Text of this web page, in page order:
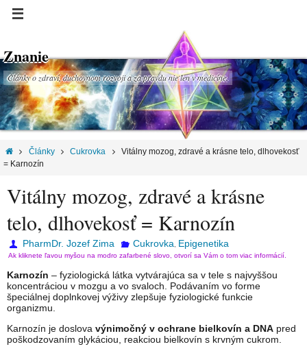
Znanie
Články o zdraví, duchovnom rozvoji a za pravdu nie len v medicíne.
Články Cukrovka
Vitálny mozog, zdravé a krásne telo, dlhovekosť
= Karnozín
Vitálny mozog, zdravé a krásne
telo, dlhovekosť = Karnozín
PharmDr. Jozef Zima Cukrovka Epigenetika
Ak kliknete ľavou myšou na modro zafarbené slovo, otvorí sa Vám o tom viac informácií.
Karnozín – fyziologická látka vytvárajúca sa v tele s najvyššou
koncentráciou v mozgu a vo svaloch. Podávaním vo forme
špeciálnej doplnkovej výživy zlepšuje fyziologické funkcie
organizmu.
Karnozín je doslova výnimočný v ochrane bielkovín a DNA pred
poškodzovaním glykáciou, reakciou bielkovín s krvným cukrom.